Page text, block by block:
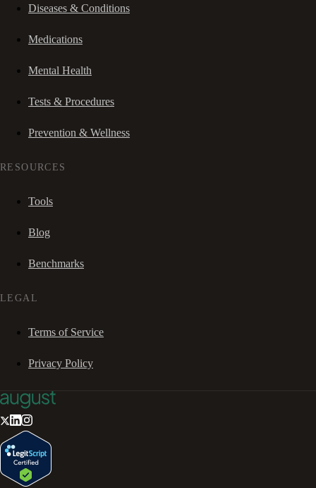
Diseases & Conditions
Medications
Mental Health
Tests & Procedures
Prevention & Wellness
RESOURCES
Tools
Blog
Benchmarks
LEGAL
Terms of Service
Privacy Policy